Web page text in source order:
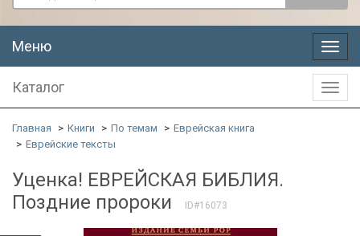
Меню
Меню
Каталог
Главная Книги По темам
Еврейская книга
Еврейские тексты
Уценка! ЕВРЕЙСКАЯ БИБЛИЯ.
Поздние пророки
ID#16073